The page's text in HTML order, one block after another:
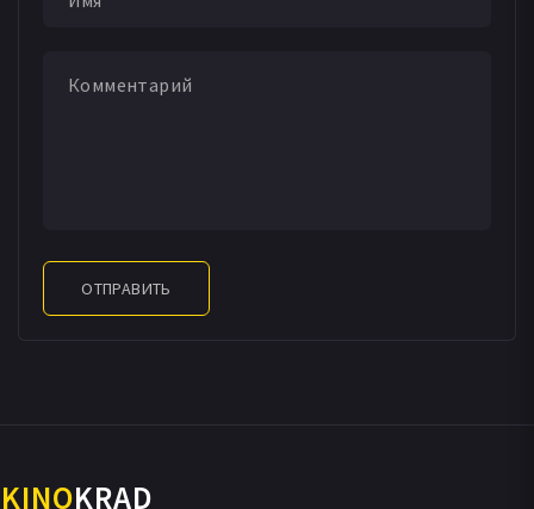
ОТПРАВИТЬ
KINOKRAD